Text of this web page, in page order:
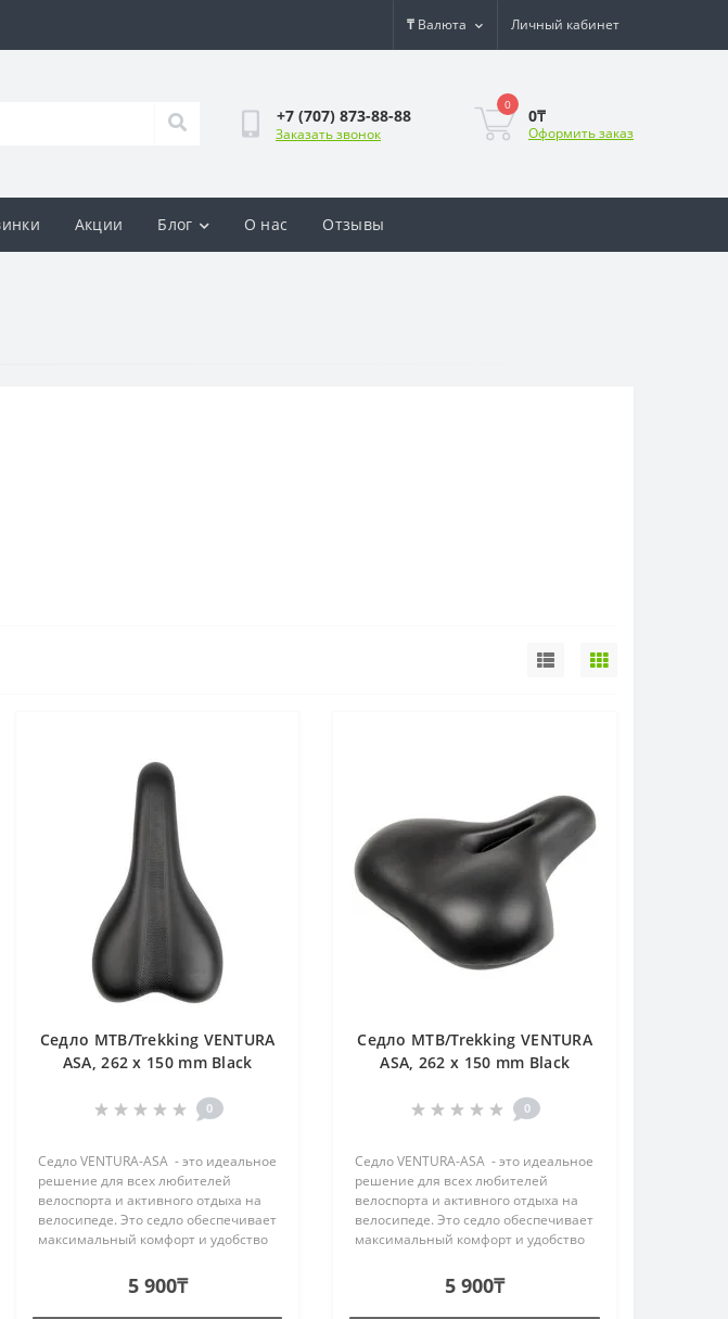
₸ Валюта Личный кабинет
+7 (707) 873-88-88
Заказать звонок
0
0₸
Оформить заказ
Акции Блог О нас Отзывы
Седло MTB/Trekking VENTURA
ASA, 262 x 150 mm Black
0
Седло VENTURA-ASA - это идеальное
решение для всех любителей
велоспорта и активного отдыха на
велосипеде. Это седло обеспечивает
максимальный комфорт и удобство
инновационной конструкции и
высококачественным ма..
5 900₸
Седло MTB/Trekking VENTURA
ASA, 262 x 150 mm Black
0
Седло VENTURA-ASA - это идеальное
решение для всех любителей
велоспорта и активного отдыха на
велосипеде. Это седло обеспечивает
максимальный комфорт и удобство
инновационной конструкции и
высококачественным ма..
5 900₸